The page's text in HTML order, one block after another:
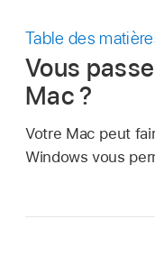
Table des
Vous
Mac ?
Votre Mac peut
Windows vous